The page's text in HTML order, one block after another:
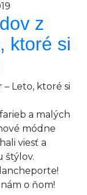
z
ktoré si
a malých
módne
viesť a
štýlov.
o ňom!